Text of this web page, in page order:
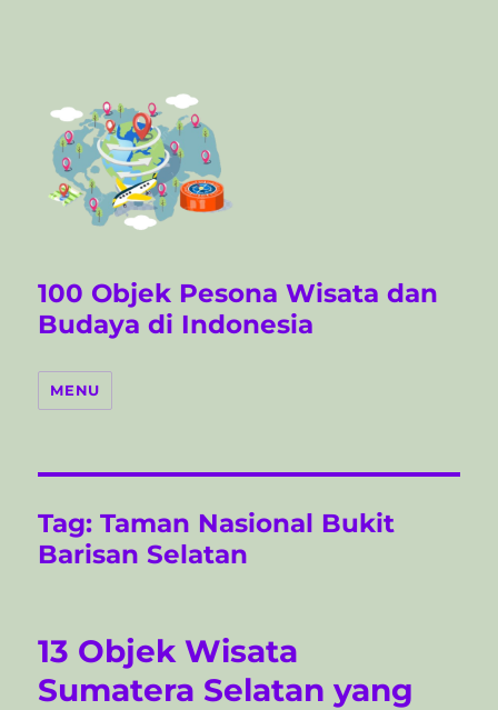
100 Objek Pesona Wisata dan
Budaya di Indonesia
MENU
Tag:Taman Nasional Bukit
Barisan Selatan
13 Objek Wisata
Sumatera Selatan yang